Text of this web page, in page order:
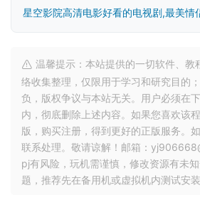
星空影院高清电影好看的电视剧,最美情
温馨提示：本站提供的一切软件、教
络收集整理，仅限用于学习和研究目的
负，版权争议与本站无关。用户必须在
内，彻底删除上述内容。如果您喜欢该
版，购买注册，得到更好的正版服务。
联系处理。敬请谅解！邮箱：
pj有风险，玩机需谨慎，修改资源有未
题，推荐先在备用机或虚拟机内测试安装